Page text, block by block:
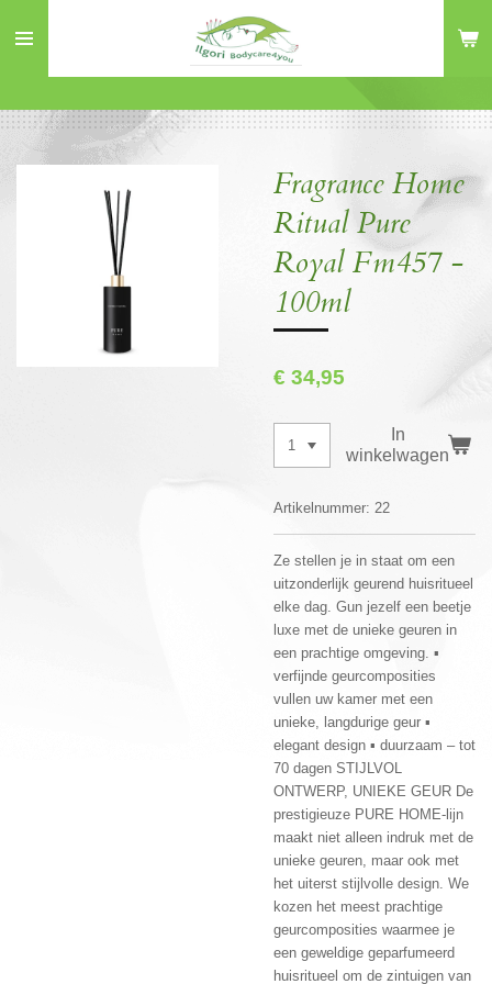
direct
hoofdinhoud
Fragrance Home
Ritual Pure
Royal Fm457 -
100ml
€ 34,95
In
winkelwagen
Artikelnummer: 22
Ze stellen je in staat om een
uitzonderlijk geurend huisritueel
elke dag. Gun jezelf een beetje
luxe met de unieke geuren in
een prachtige omgeving. ▪
verfijnde geurcomposities
vullen uw kamer met een
unieke, langdurige geur ▪
elegant design ▪ duurzaam – tot
70 dagen STIJLVOL
ONTWERP, UNIEKE GEUR De
prestigieuze PURE HOME-lijn
maakt niet alleen indruk met de
unieke geuren, maar ook met
het uiterst stijlvolle design. We
kozen het meest prachtige
geurcomposities waarmee je
een geweldige geparfumeerd
huisritueel om de zintuigen van